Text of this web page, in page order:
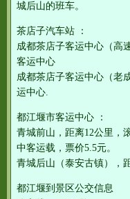
城后山的班车。
茶店子汽车站 ：
成都茶店子客运中心（高
客运中心
成都茶店子客运中心（
运中心.
都江堰市客运中心 ：
青城前山，距离12公里，
中客运载，票价5.5元。
青城后山（泰安古镇），
都江堰到景区公交信息